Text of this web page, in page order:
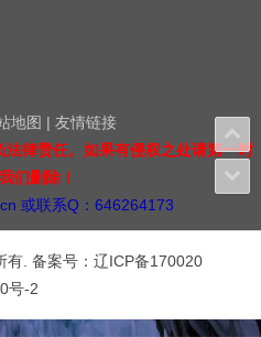
地图 | 友情链接
律责任。如果有侵权之处请第一时
们删除！
或联系Q：646264173
. 备案号： 辽ICP备170020
号-2